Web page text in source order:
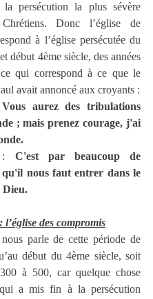
la persécution la plus sévère
Donc l’église de
à l’église persécutée du
début 4ème siècle, des années
qui correspond à ce que le
avait annoncé aux croyants :
Vous aurez des tribulations
; mais prenez courage, j'ai
C'est par beaucoup de
nous faut entrer dans le
Dieu.
l’église des compromis
parle de cette période de
début du 4ème siècle, soit
à 500, car quelque chose
qui a mis fin à la persécution